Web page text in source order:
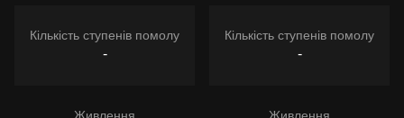
Кількість ступенів помолу
-
Кількість ступенів помолу
-